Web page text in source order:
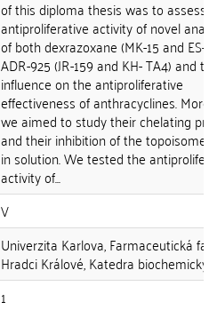
of this diploma thesis was to assess
antiproliferative activity of novel
of both dexrazoxane (MK-15 and ES-
ADR-925 (JR-159 and KH- TA4) and
influence on the antiproliferative
effectiveness of anthracyclines.
we aimed to study their chelating
and their inhibition of the
in solution. We tested the
activity of...
V
Univerzita Karlova, Farmaceutická
Hradci Králové, Katedra
1